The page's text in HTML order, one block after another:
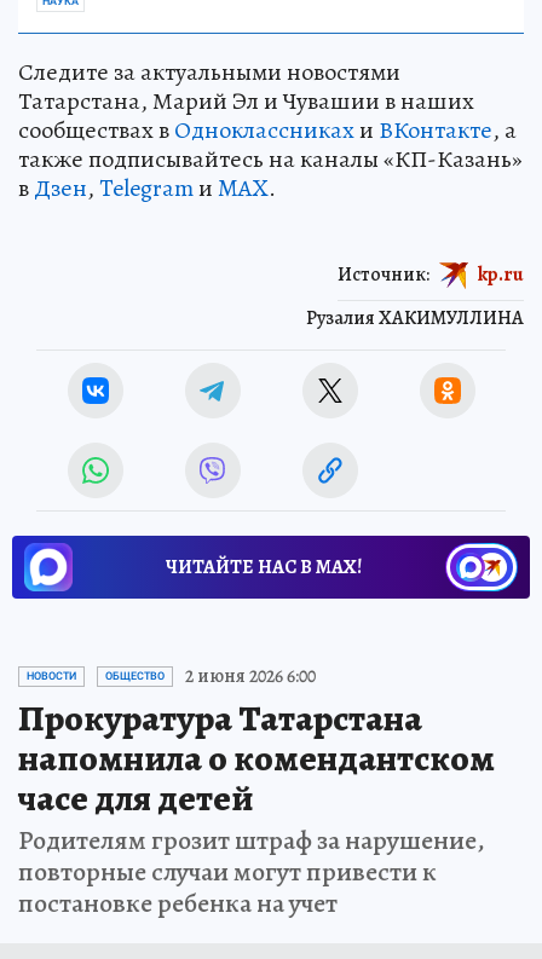
Следите за актуальными новостями
Татарстана, Марий Эл и Чувашии в наших
сообществах вОдноклассникахи ВКонтакте, а
также подписывайтесь на каналы «КП-Казань»
вДзен,TelegramиMAX.
Рузалия ХАКИМУЛЛИНА
Источник: kp.ru
ЧИТАЙТЕ НАС В МАХ!
НОВОСТИ ОБЩЕСТВО 2 июня 2026 6:00
Прокуратура Татарстана
напомнила о комендантском
часе для детей
Родителям грозит штраф за нарушение,
повторные случаи могут привести к
постановке ребенка на учет